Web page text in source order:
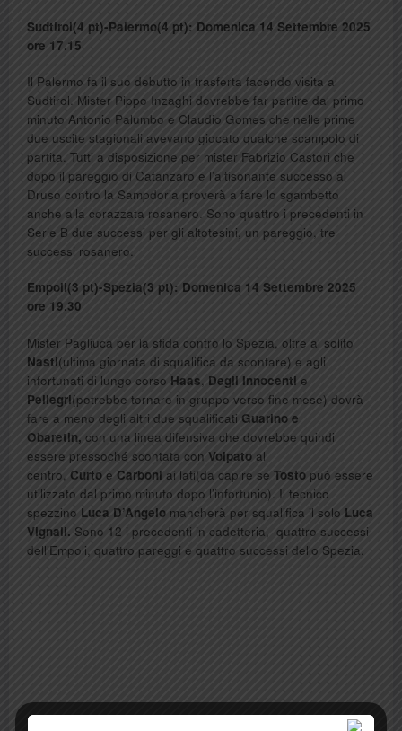
Sudtirol(4 pt)-Palermo(4 pt): Domenica 14 Settembre 2025
ore 17.15
Il Palermo fa il suo debutto in trasferta facendo visita al
Sudtirol. Mister Pippo Inzaghi dovrebbe far partire dal primo
minuto Antonio Palumbo e Claudio Gomes che nelle prime
due uscite stagionali avevano giocato qualche scampolo di
partita. Tutti a disposizione per mister Fabrizio Castori che
dopo il pareggio di Catanzaro e l’altisonante successo al
Druso contro la Sampdoria proverà a fare lo sgambetto
anche alla corazzata rosanero. Sono quattro i precedenti in
Serie B due successi per gli altotesini, un pareggio, tre
successi rosanero.
Empoli(3 pt)-Spezia(3 pt): Domenica 14 Settembre 2025
ore 19.30
Mister Pagliuca per la sfida contro lo Spezia, oltre al solito
Nasti(ultima giornata di squalifica da scontare) e agli
infortunati di lungo corso Haas, Degli Innocenti e
Pellegri(potrebbe tornare in gruppo verso fine mese) dovrà
fare a meno degli altri due squalificati Guarino e
Obaretin, con una linea difensiva che dovrebbe quindi
essere pressoché scontata con Volpato al
centro, Curto e Carboni ai lati(da capire se Tosto può essere
utilizzato dal primo minuto dopo l’infortunio). Il tecnico
spezzino Luca D’Angelo mancherà per squalifica il solo Luca
Vignali. Sono 12 i precedenti in cadetteria, quattro successi
dell’Empoli, quattro pareggi e quattro successi dello Spezia.